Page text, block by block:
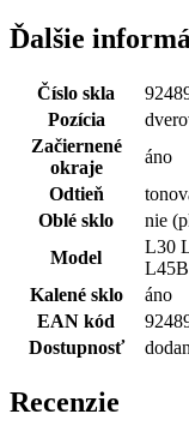
Ďalšie
Číslo skla
Pozícia
Začiernené
okraje
áno
Odtieň
Oblé sklo
nie
Model
L30
Kalené sklo
áno
EAN kód
Dostupnosť
Recenzie